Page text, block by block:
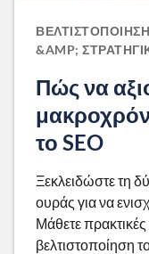
&AMP;
Πώς να
το SEO
Ξεκλειδώστε τη
ουράς για να
Μάθετε πρακτικές
βελτιστοποίηση